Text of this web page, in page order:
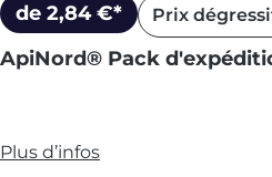
de 2,84 €* Prix
ApiNord® Pack
Plus d’infos